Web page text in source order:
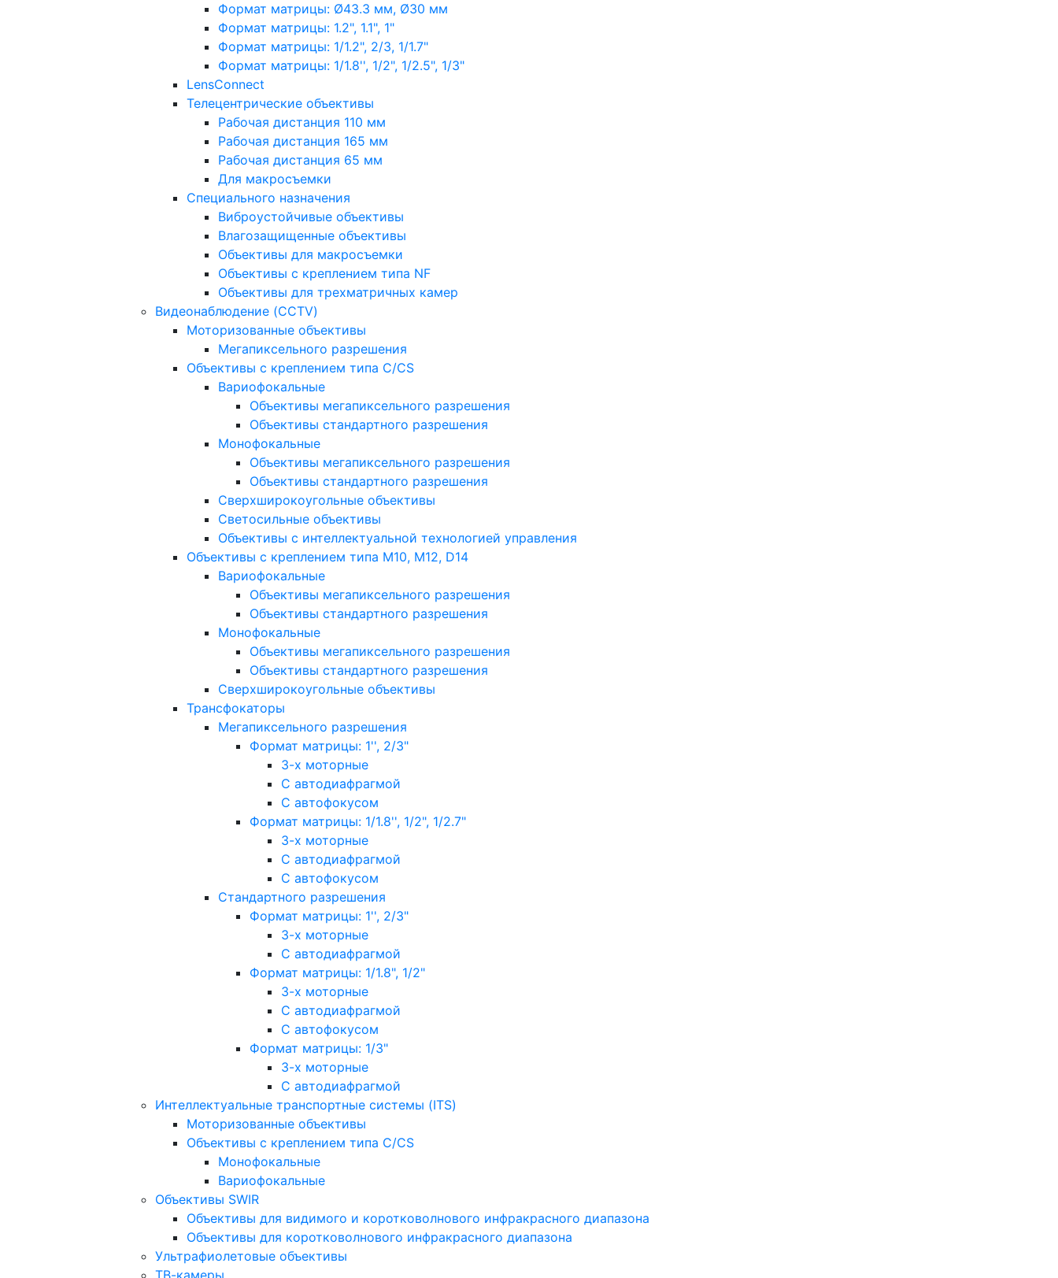
Формат матрицы: Ø43.3 мм, Ø30 мм
Формат матрицы: 1.2", 1.1", 1"
Формат матрицы: 1/1.2", 2/3, 1/1.7"
Формат матрицы: 1/1.8'', 1/2", 1/2.5", 1/3"
LensConnect
Телецентрические объективы
Рабочая дистанция 110 мм
Рабочая дистанция 165 мм
Рабочая дистанция 65 мм
Для макросъемки
Специального назначения
Виброустойчивые объективы
Влагозащищенные объективы
Объективы для макросъемки
Объективы с креплением типа NF
Объективы для трехматричных камер
Видеонаблюдение (CCTV)
Моторизованные объективы
Мегапиксельного разрешения
Объективы с креплением типа C/CS
Вариофокальные
Объективы мегапиксельного разрешения
Объективы стандартного разрешения
Монофокальные
Объективы мегапиксельного разрешения
Объективы стандартного разрешения
Сверхширокоугольные объективы
Светосильные объективы
Объективы с интеллектуальной технологией управления
Объективы с креплением типа M10, M12, D14
Вариофокальные
Объективы мегапиксельного разрешения
Объективы стандартного разрешения
Монофокальные
Объективы мегапиксельного разрешения
Объективы стандартного разрешения
Сверхширокоугольные объективы
Трансфокаторы
Мегапиксельного разрешения
Формат матрицы: 1'', 2/3"
3-х моторные
С автодиафрагмой
С автофокусом
Формат матрицы: 1/1.8'', 1/2", 1/2.7"
3-х моторные
С автодиафрагмой
С автофокусом
Стандартного разрешения
Формат матрицы: 1'', 2/3"
3-х моторные
С автодиафрагмой
Формат матрицы: 1/1.8", 1/2"
3-х моторные
С автодиафрагмой
С автофокусом
Формат матрицы: 1/3"
3-х моторные
С автодиафрагмой
Интеллектуальные транспортные системы (ITS)
Моторизованные объективы
Объективы с креплением типа C/CS
Монофокальные
Вариофокальные
Объективы SWIR
Объективы для видимого и коротковолнового инфракрасного диапазона
Объективы для коротковолнового инфракрасного диапазона
Ультрафиолетовые объективы
ТВ-камеры